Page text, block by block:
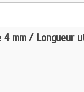
4 mm / Longueur